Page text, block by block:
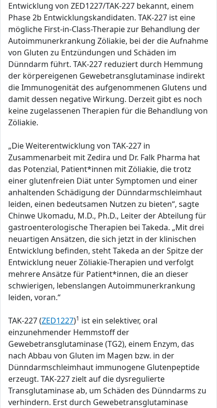
Entwicklung von ZED1227/TAK-227 bekannt, einem
Phase 2b Entwicklungskandidaten. TAK-227 ist eine
mögliche First-in-Class-Therapie zur Behandlung der
Autoimmunerkrankung Zöliakie, bei der die Aufnahme
von Gluten zu Entzündungen und Schäden im
Dünndarm führt. TAK-227 reduziert durch Hemmung
der körpereigenen Gewebetransglutaminase indirekt
die Immunogenität des aufgenommenen Glutens und
damit dessen negative Wirkung. Derzeit gibt es noch
keine zugelassenen Therapien für die Behandlung von
Zöliakie.
„Die Weiterentwicklung von TAK-227 in
Zusammenarbeit mit Zedira und Dr. Falk Pharma hat
das Potenzial, Patient*innen mit Zöliakie, die trotz
einer glutenfreien Diät unter Symptomen und einer
anhaltenden Schädigung der Dünndarmschleimhaut
leiden, einen bedeutsamen Nutzen zu bieten“, sagte
Chinwe Ukomadu, M.D., Ph.D., Leiter der Abteilung für
gastroenterologische Therapien bei Takeda. „Mit drei
neuartigen Ansätzen, die sich jetzt in der klinischen
Entwicklung befinden, steht Takeda an der Spitze der
Entwicklung neuer Zöliakie-Therapien und verfolgt
mehrere Ansätze für Patient*innen, die an dieser
schwierigen, lebenslangen Autoimmunerkrankung
leiden, voran.“
TAK-227 (ZED1227)1 ist ein selektiver, oral
einzunehmender Hemmstoff der
Gewebetransglutaminase (TG2), einem Enzym, das
nach Abbau von Gluten im Magen bzw. in der
Dünndarmschleimhaut immunogene Glutenpeptide
erzeugt. TAK-227 zielt auf die dysregulierte
Transglutaminase ab, um Schäden des Dünndarms zu
verhindern. Erst durch Gewebetransglutaminase